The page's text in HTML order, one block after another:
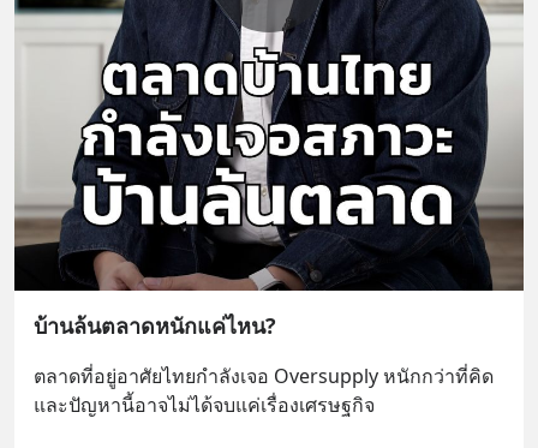
บ้านล้นตลาดหนักแค่ไหน?
ตลาดที่อยู่อาศัยไทยกำลังเจอ Oversupply หนักกว่าที่คิด
และปัญหานี้อาจไม่ได้จบแค่เรื่องเศรษฐกิจ